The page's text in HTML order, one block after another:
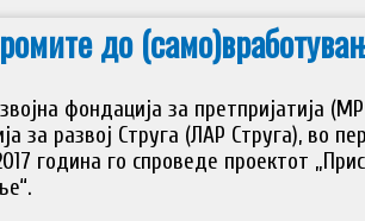
до
фондација за претпријатија
за развој Струга (ЛАР Струга), во
година го спроведе проектот